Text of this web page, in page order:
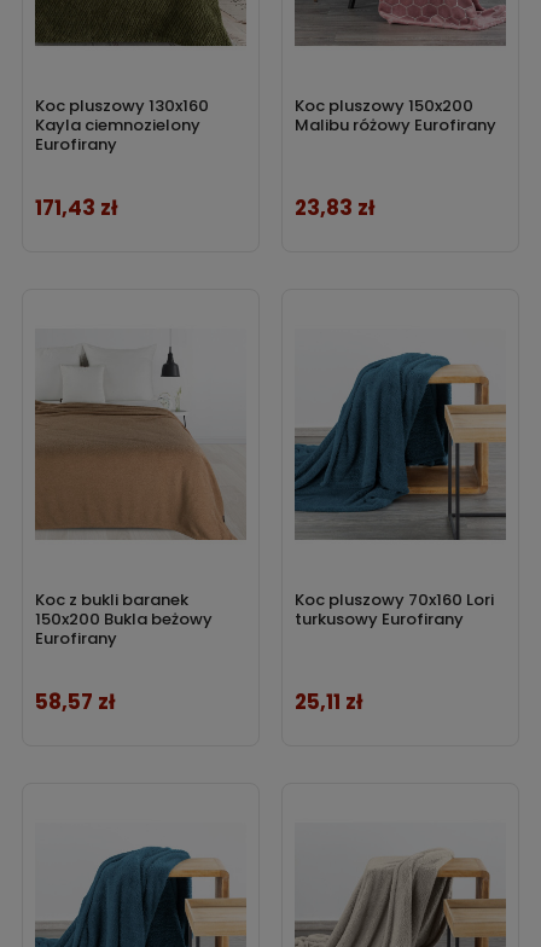
Koc pluszowy 130x160
Kayla ciemnozielony
Eurofirany
Cena
171,43 zł
Koc pluszowy 150x200
Malibu różowy Eurofirany
Cena
23,83 zł
Koc z bukli baranek
150x200 Bukla beżowy
Eurofirany
Cena
58,57 zł
Koc pluszowy 70x160 Lori
turkusowy Eurofirany
Cena
25,11 zł